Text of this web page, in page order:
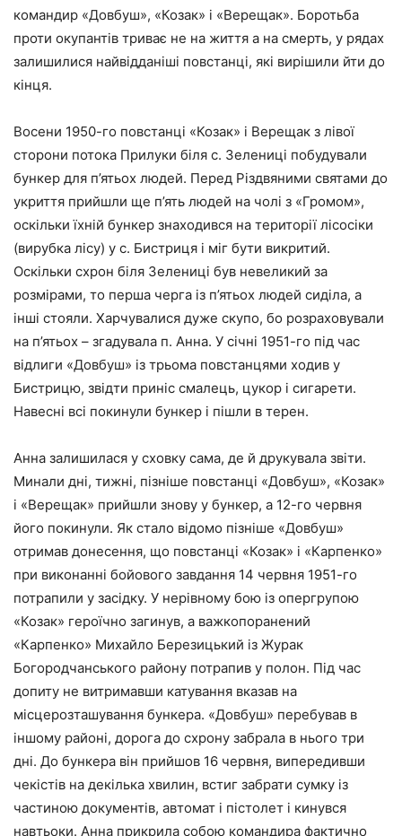
командир «Довбуш», «Козак» і «Верещак». Боротьба
проти окупантів триває не на життя а на смерть, у рядах
залишилися найвідданіші повстанці, які вирішили йти до
кінця.
Восени 1950-го повстанці «Козак» і Верещак з лівої
сторони потока Прилуки біля с. Зелениці побудували
бункер для п’ятьох людей. Перед Різдвяними святами до
укриття прийшли ще п’ять людей на чолі з «Громом»,
оскільки їхній бункер знаходився на території лісосіки
(вирубка лісу) у с. Бистриця і міг бути викритий.
Оскільки схрон біля Зелениці був невеликий за
розмірами, то перша черга із п’ятьох людей сиділа, а
інші стояли. Харчувалися дуже скупо, бо розраховували
на п’ятьох – згадувала п. Анна. У січні 1951-го під час
відлиги «Довбуш» із трьома повстанцями ходив у
Бистрицю, звідти приніс смалець, цукор і сигарети.
Навесні всі покинули бункер і пішли в терен.
Анна залишилася у сховку сама, де й друкувала звіти.
Минали дні, тижні, пізніше повстанці «Довбуш», «Козак»
і «Верещак» прийшли знову у бункер, а 12-го червня
його покинули. Як стало відомо пізніше «Довбуш»
отримав донесення, що повстанці «Козак» і «Карпенко»
при виконанні бойового завдання 14 червня 1951-го
потрапили у засідку. У нерівному бою із опергрупою
«Козак» героїчно загинув, а важкопоранений
«Карпенко» Михайло Березицький із Журак
Богородчанського району потрапив у полон. Під час
допиту не витримавши катування вказав на
місцерозташування бункера. «Довбуш» перебував в
іншому районі, дорога до схрону забрала в нього три
дні. До бункера він прийшов 16 червня, випередивши
чекістів на декілька хвилин, встиг забрати сумку із
частиною документів, автомат і пістолет і кинувся
навтьоки. Анна прикрила собою командира фактично